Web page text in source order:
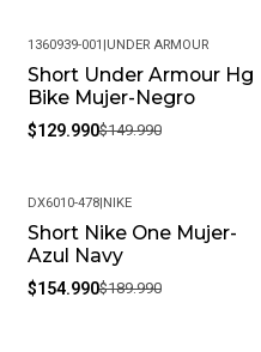
-13%
1360939-001 |UNDER ARMOUR
Short Under Armour Hg
Bike Mujer-Negro
$129.990$149.990
-18%
DX6010-478|NIKE
Short Nike One Mujer-
Azul Navy
$154.990$189.990